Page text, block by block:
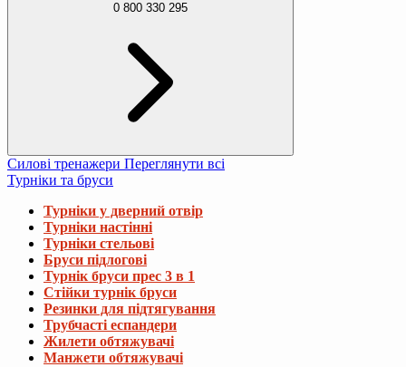
0 800 330 295
Силові тренажери Переглянути всі
Турніки та бруси
Турніки у дверний отвір
Турніки настінні
Турніки стельові
Бруси підлогові
Турнік бруси прес 3 в 1
Стійки турнік бруси
Резинки для підтягування
Трубчасті еспандери
Жилети обтяжувачі
Манжети обтяжувачі